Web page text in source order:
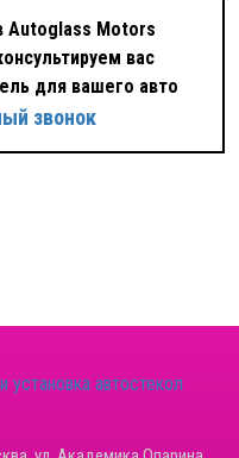
Autoglass Motors
вас
для вашего авто
звонок